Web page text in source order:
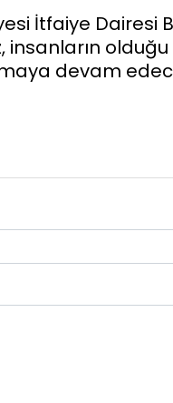
İtfaiye Dairesi
insanların
devam